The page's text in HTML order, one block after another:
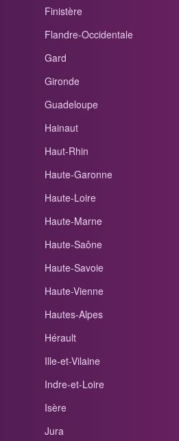
Finistère
Flandre-Occidentale
Gard
Gironde
Guadeloupe
Hainaut
Haut-Rhin
Haute-Garonne
Haute-Loire
Haute-Marne
Haute-Saône
Haute-Savoie
Haute-Vienne
Hautes-Alpes
Hérault
Ille-et-Vilaine
Indre-et-Loire
Isère
Jura